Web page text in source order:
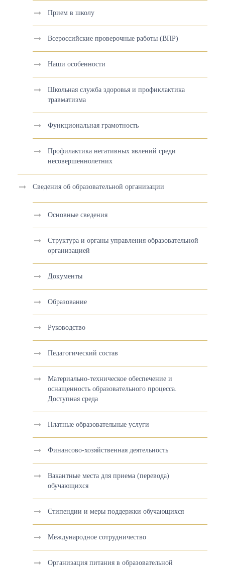
Прием в школу
Всероссийские проверочные работы (ВПР)
Наши особенности
Школьная служба здоровья и профиклактика
травматизма
Функциональная грамотность
Профилактика негативных явлений среди
несовершеннолетних
Сведения об образовательной организации
Основные сведения
Структура и органы управления образовательной
организацией
Документы
Образование
Руководство
Педагогический состав
Материально-техническое обеспечение и
оснащенность образовательного процесса.
Доступная среда
Платные образовательные услуги
Финансово-хозяйственная деятельность
Вакантные места для приема (перевода)
обучающихся
Стипендии и меры поддержки обучающихся
Международное сотрудничество
Организация питания в образовательной